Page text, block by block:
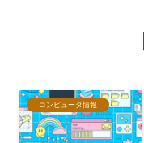
コンピュータ情報